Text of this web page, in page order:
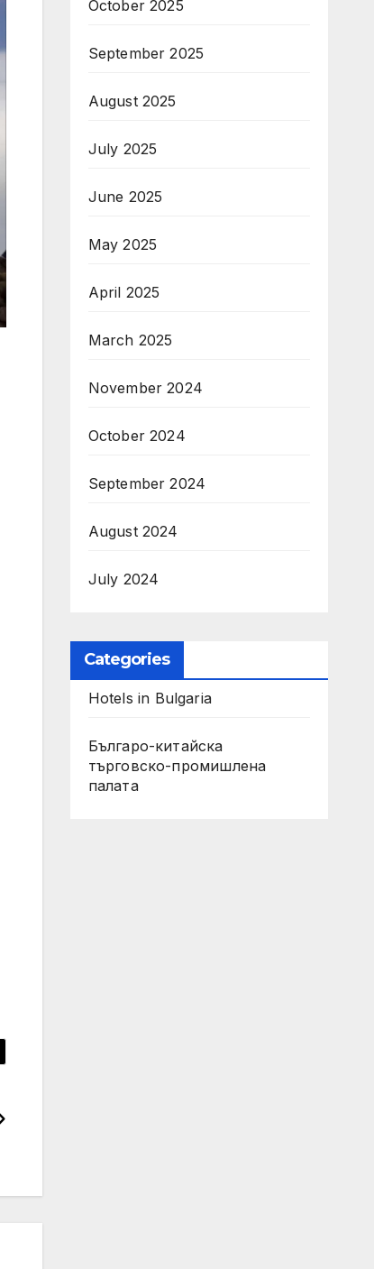
October 2025
September 2025
August 2025
July 2025
June 2025
May 2025
April 2025
March 2025
November 2024
October 2024
September 2024
August 2024
July 2024
Categories
Hotels in Bulgaria
Българо-китайска
търговско-промишлена
палата